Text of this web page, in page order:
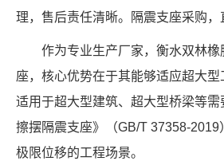
理，售后责任清晰。隔震支座采购
作为专业生产厂家，衡水双林
座，核心优势在于其能够适应超大
适用于超大型建筑、超大型桥梁等
擦摆隔震支座》（GB/T 37358-
极限位移的工程场景。